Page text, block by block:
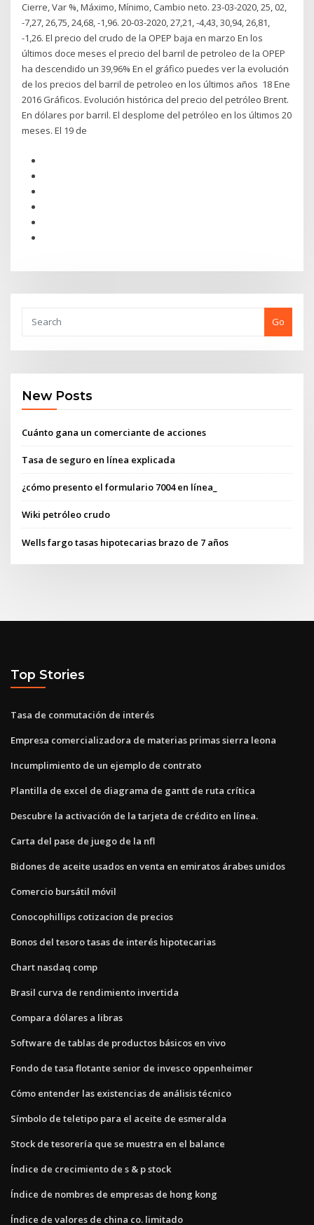
Cierre, Var %, Máximo, Mínimo, Cambio neto. 23-03-2020, 25, 02,
-7,27, 26,75, 24,68, -1,96. 20-03-2020, 27,21, -4,43, 30,94, 26,81,
-1,26. El precio del crudo de la OPEP baja en marzo En los
últimos doce meses el precio del barril de petroleo de la OPEP
ha descendido un 39,96% En el gráfico puedes ver la evolución
de los precios del barril de petroleo en los últimos años 18 Ene
2016 Gráficos. Evolución histórica del precio del petróleo Brent.
En dólares por barril. El desplome del petróleo en los últimos 20
meses. El 19 de
Go
New Posts
Cuánto gana un comerciante de acciones
Tasa de seguro en línea explicada
¿cómo presento el formulario 7004 en línea_
Wiki petróleo crudo
Wells fargo tasas hipotecarias brazo de 7 años
Top Stories
Tasa de conmutación de interés
Empresa comercializadora de materias primas sierra leona
Incumplimiento de un ejemplo de contrato
Plantilla de excel de diagrama de gantt de ruta crítica
Descubre la activación de la tarjeta de crédito en línea.
Carta del pase de juego de la nfl
Bidones de aceite usados ​​en venta en emiratos árabes unidos
Comercio bursátil móvil
Conocophillips cotizacion de precios
Bonos del tesoro tasas de interés hipotecarias
Chart nasdaq comp
Brasil curva de rendimiento invertida
Compara dólares a libras
Software de tablas de productos básicos en vivo
Fondo de tasa flotante senior de invesco oppenheimer
Cómo entender las existencias de análisis técnico
Símbolo de teletipo para el aceite de esmeralda
Stock de tesorería que se muestra en el balance
Índice de crecimiento de s & p stock
Índice de nombres de empresas de hong kong
Índice de valores de china co. limitado